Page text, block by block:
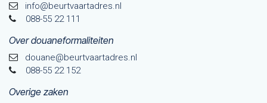
info@beurtvaartadres.nl
088-55 22 111
Over douaneformaliteiten
douane@beurtvaarta​dres.nl
088-55 22 152
Overige zaken